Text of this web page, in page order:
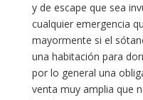
y de escape que sea
cualquier emergencia
mayormente si el
una habitación para
por lo general una
venta muy amplia que